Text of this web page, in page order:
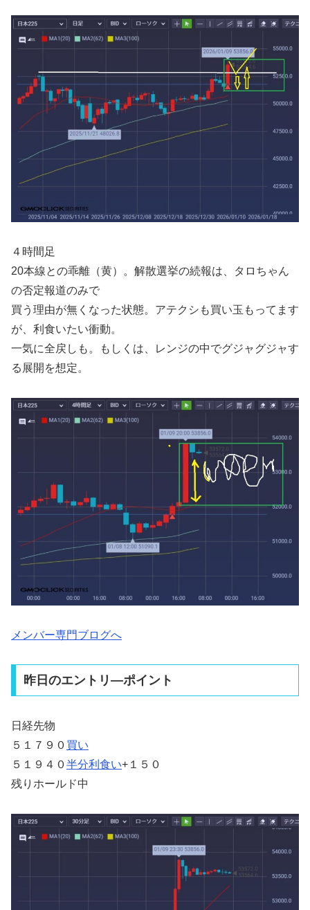
４時間足
20本線との乖離（黄）。解散選挙の続報は、タロちゃん
の否定報道のみで
買う理由が無くなった状態。アテクシも買い玉もってます
が、利食いたい衝動。
一気に全戻しも。もしくは、レンジの中でグジャグジャす
る展開を想定。
メンバー専門ブログへ
昨日のエントリ―ポイント
日経先物
５１７９０ 買い
５１９４０半分利食い+１５０
残りホールド中